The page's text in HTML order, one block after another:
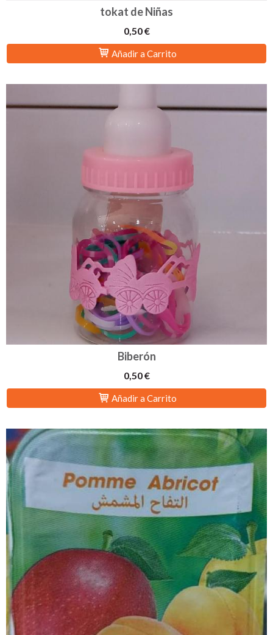
tokat de Niñas
0,50 €
Añadir a Carrito
Biberón
0,50 €
Añadir a Carrito